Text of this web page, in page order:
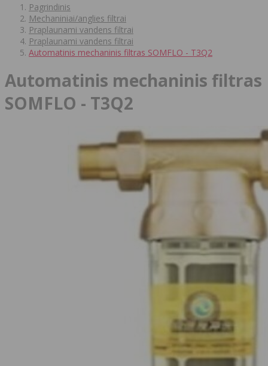
Pagrindinis
Mechaniniai/anglies filtrai
Praplaunami vandens filtrai
Praplaunami vandens filtrai
Automatinis mechaninis filtras SOMFLO - T3Q2
Automatinis mechaninis filtras
SOMFLO - T3Q2